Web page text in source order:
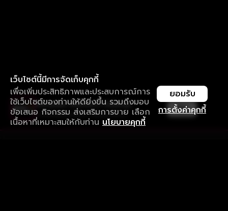
เว็บไซต์นี้มีการจัดเก็บคุกกี้
เพื่อเพิ่มประสิทธิภาพและประสบการณ์การ
ใช้เว็บไซต์ของท่านให้ดียิ่งขึ้น รวมถึงมอบ
ข้อเสนอ กิจกรรม ส่งเสริมการขาย เลือก
เนื้อหาที่เหมาะสมให้กับท่าน นโยบายคุกกี้
การตั้งค่าคุกกี้
ยอมรับ
ใช้งานแอป ลื่นไหลกว่า ไม่มีสะดุด
ดาวน์โหลดแอปเพื่อการรับชมที่ดีกว่า เปิด